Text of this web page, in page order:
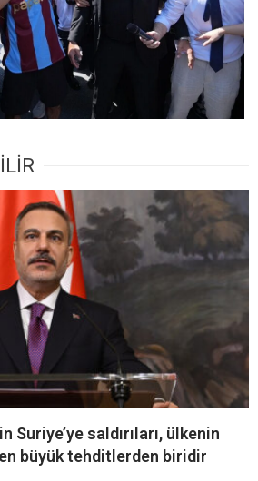
Suriye’ye saldırıları, ülkenin
büyük tehditlerden biridir